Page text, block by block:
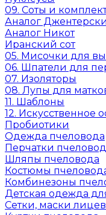
09. Соты и
Аналог
Аналог Никот
Иранский сот
05. Мисочки для
06. Шпатели для
07. Изоляторы
08. Лупы для
11. Шаблоны
12. Искусственное
Пробиотики
Одежда пчеловода
Перчатки
Шляпы пчеловода
Костюмы
Комбинезоны
Детская одежда
Сетки, маски